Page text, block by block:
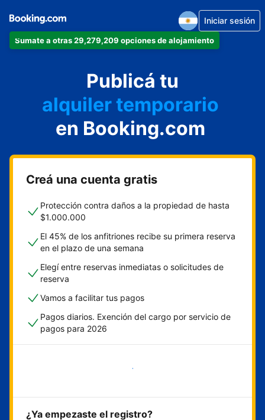
Sumate a otras 29,279,209 opciones de alojamiento
Iniciar sesión
Publicá tu
departamento
hotel
alquiler temporario
cabaña
aparthotel
en Booking.com
Creá una cuenta gratis
Protección contra daños a la propiedad de hasta
$1.000.000
El 45% de los anfitriones recibe su primera reserva
en el plazo de una semana
Elegí entre reservas inmediatas o solicitudes de
reserva
Vamos a facilitar tus pagos
Pagos diarios. Exención del cargo por servicio de
pagos para 2026
Empezar ahora
¿Ya empezaste el registro?